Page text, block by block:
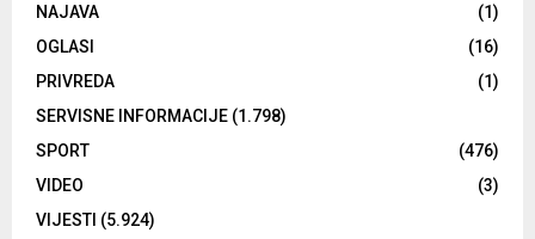
NAJAVA
(1)
OGLASI
(16)
PRIVREDA
(1)
SERVISNE INFORMACIJE (1.798)
SPORT
(476)
VIDEO
(3)
VIJESTI (5.924)